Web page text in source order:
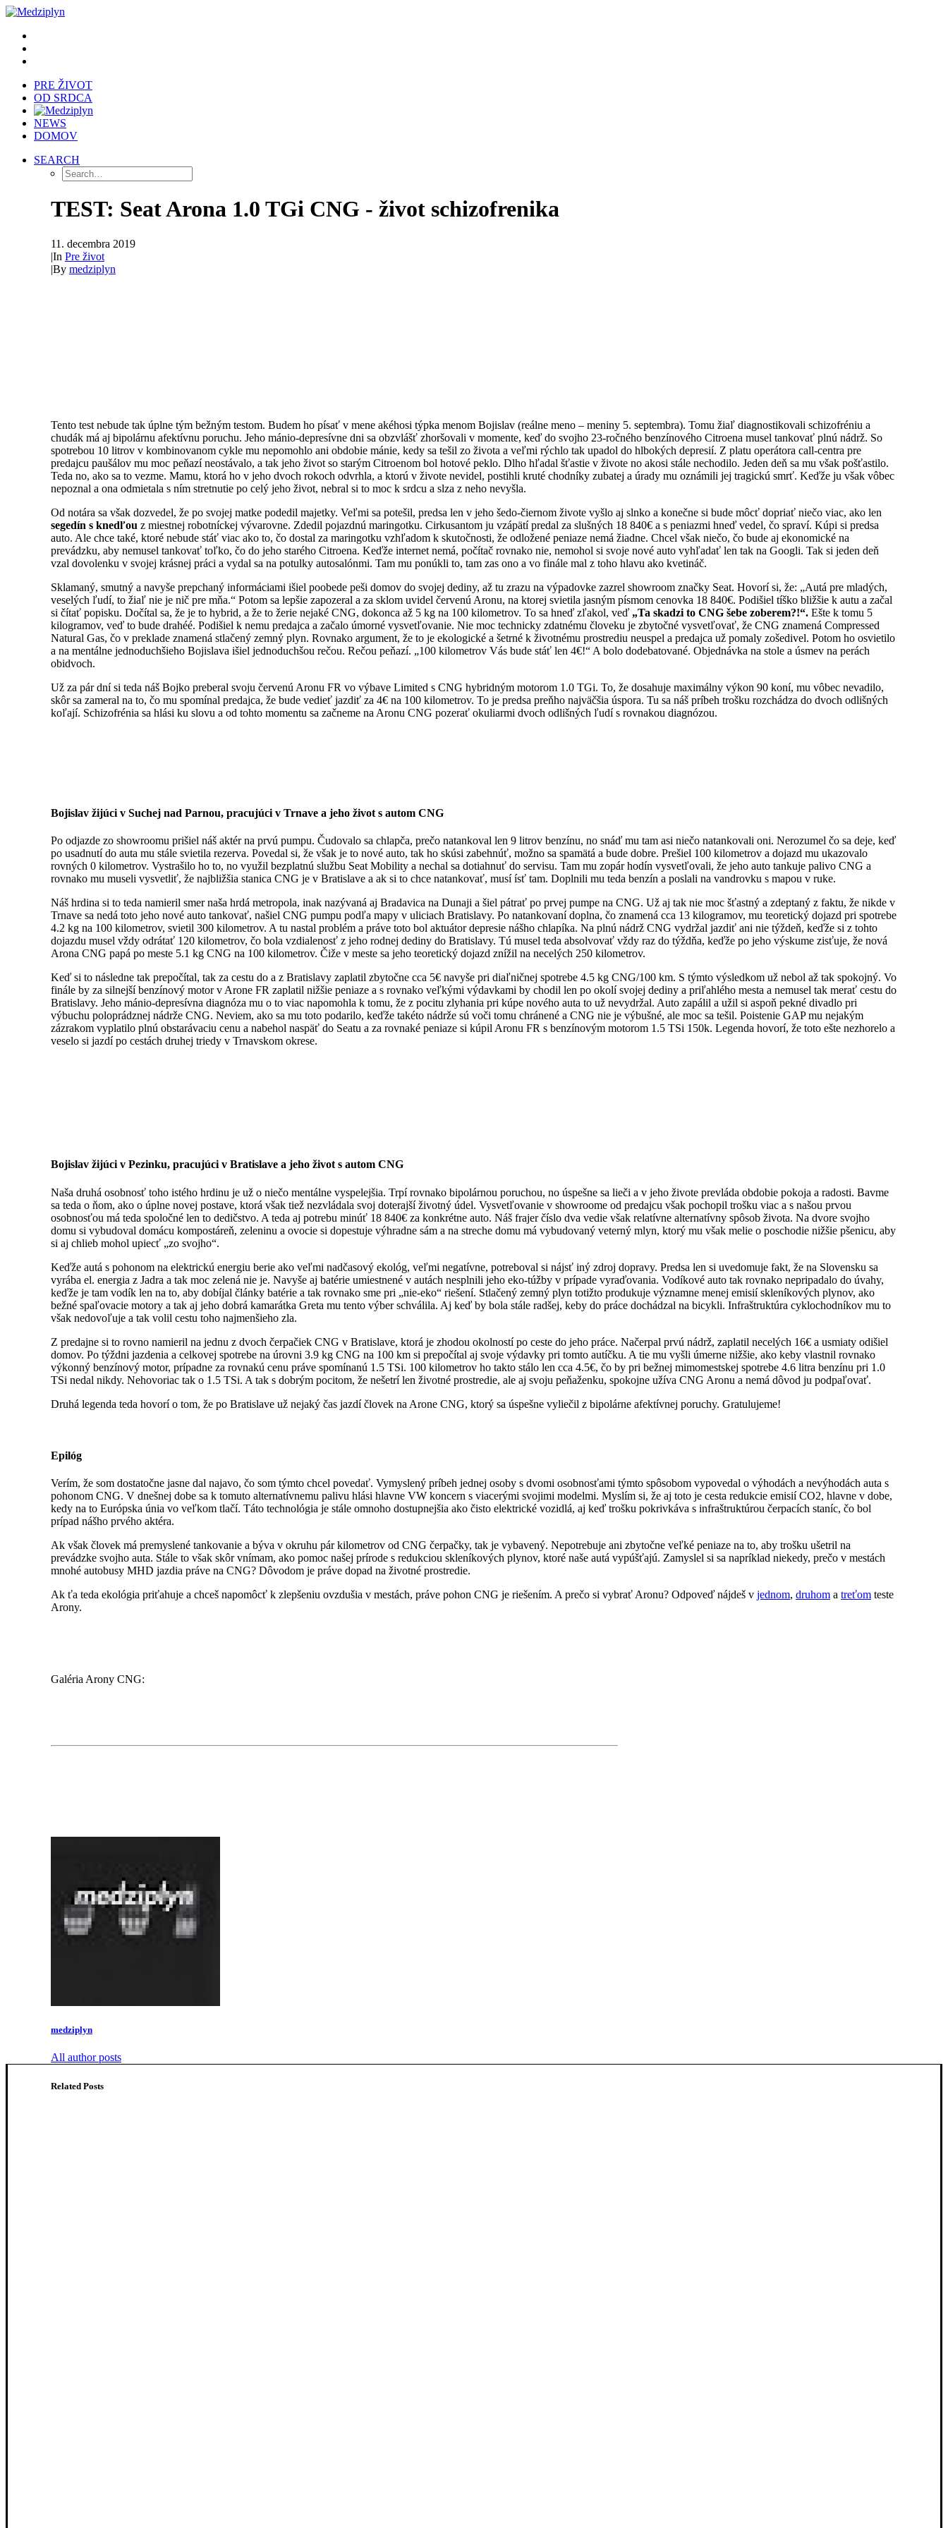
PRE ŽIVOT
OD SRDCA
NEWS
DOMOV
SEARCH
TEST: Seat Arona 1.0 TGi CNG - život schizofrenika
11. decembra 2019
|In Pre život
|By medziplyn
Tento test nebude tak úplne tým bežným testom. Budem ho písať v mene akéhosi týpka menom Bojislav (reálne meno – meniny 5. septembra). Tomu žiaľ diagnostikovali schizofréniu a
chudák má aj bipolárnu afektívnu poruchu. Jeho mánio-depresívne dni sa obzvlášť zhoršovali v momente, keď do svojho 23-ročného benzínového Citroena musel tankovať plnú nádrž. So
spotrebou 10 litrov v kombinovanom cykle mu nepomohlo ani obdobie mánie, kedy sa tešil zo života a veľmi rýchlo tak upadol do hlbokých depresií. Z platu operátora call-centra pre
predajcu paušálov mu moc peňazí neostávalo, a tak jeho život so starým Citroenom bol hotové peklo. Dlho hľadal šťastie v živote no akosi stále nechodilo. Jeden deň sa mu však pošťastilo.
Teda no, ako sa to vezme. Mamu, ktorá ho v jeho dvoch rokoch odvrhla, a ktorú v živote nevidel, postihli kruté chodníky zubatej a úrady mu oznámili jej tragickú smrť. Keďže ju však vôbec
nepoznal a ona odmietala s ním stretnutie po celý jeho život, nebral si to moc k srdcu a slza z neho nevyšla.
Od notára sa však dozvedel, že po svojej matke podedil majetky. Veľmi sa potešil, predsa len v jeho šedo-čiernom živote vyšlo aj slnko a konečne si bude môcť dopriať niečo viac, ako len
segedín s knedľou z miestnej robotníckej vývarovne. Zdedil pojazdnú maringotku. Cirkusantom ju vzápätí predal za slušných 18 840€ a s peniazmi hneď vedel, čo spraví. Kúpi si predsa
auto. Ale chce také, ktoré nebude stáť viac ako to, čo dostal za maringotku vzhľadom k skutočnosti, že odložené peniaze nemá žiadne. Chcel však niečo, čo bude aj ekonomické na
prevádzku, aby nemusel tankovať toľko, čo do jeho starého Citroena. Keďže internet nemá, počítač rovnako nie, nemohol si svoje nové auto vyhľadať len tak na Googli. Tak si jeden deň
vzal dovolenku v svojej krásnej práci a vydal sa na potulky autosalónmi. Tam mu ponúkli to, tam zas ono a vo finále mal z toho hlavu ako kvetináč.
Sklamaný, smutný a navyše prepchaný informáciami išiel poobede peši domov do svojej dediny, až tu zrazu na výpadovke zazrel showroom značky Seat. Hovorí si, že: „Autá pre mladých,
veselých ľudí, to žiaľ nie je nič pre mňa.“ Potom sa lepšie zapozeral a za sklom uvidel červenú Aronu, na ktorej svietila jasným písmom cenovka 18 840€. Podišiel tíško bližšie k autu a začal
si čítať popisku. Dočítal sa, že je to hybrid, a že to žerie nejaké CNG, dokonca až 5 kg na 100 kilometrov. To sa hneď zľakol, veď „Ta skadzi to CNG šebe zoberem?!“. Ešte k tomu 5
kilogramov, veď to bude drahéé. Podišiel k nemu predajca a začalo úmorné vysvetľovanie. Nie moc technicky zdatnému človeku je zbytočné vysvetľovať, že CNG znamená Compressed
Natural Gas, čo v preklade znamená stlačený zemný plyn. Rovnako argument, že to je ekologické a šetrné k životnému prostrediu neuspel a predajca už pomaly zošedivel. Potom ho osvietilo
a na mentálne jednoduchšieho Bojislava išiel jednoduchšou rečou. Rečou peňazí. „100 kilometrov Vás bude stáť len 4€!“ A bolo dodebatované. Objednávka na stole a úsmev na perách
obidvoch.
Už za pár dní si teda náš Bojko preberal svoju červenú Aronu FR vo výbave Limited s CNG hybridným motorom 1.0 TGi. To, že dosahuje maximálny výkon 90 koní, mu vôbec nevadilo,
skôr sa zameral na to, čo mu spomínal predajca, že bude vedieť jazdiť za 4€ na 100 kilometrov. To je predsa preňho najväčšia úspora. Tu sa náš príbeh trošku rozchádza do dvoch odlišných
koľají. Schizofrénia sa hlási ku slovu a od tohto momentu sa začneme na Aronu CNG pozerať okuliarmi dvoch odlišných ľudí s rovnakou diagnózou.
Bojislav žijúci v Suchej nad Parnou, pracujúci v Trnave a jeho život s autom CNG
Po odjazde zo showroomu prišiel náš aktér na prvú pumpu. Čudovalo sa chlapča, prečo natankoval len 9 litrov benzínu, no snáď mu tam asi niečo natankovali oni. Nerozumel čo sa deje, keď
po usadnutí do auta mu stále svietila rezerva. Povedal si, že však je to nové auto, tak ho skúsi zabehnúť, možno sa spamätá a bude dobre. Prešiel 100 kilometrov a dojazd mu ukazovalo
rovných 0 kilometrov. Vystrašilo ho to, no využil bezplatnú službu Seat Mobility a nechal sa dotiahnuť do servisu. Tam mu zopár hodín vysvetľovali, že jeho auto tankuje palivo CNG a
rovnako mu museli vysvetliť, že najbližšia stanica CNG je v Bratislave a ak si to chce natankovať, musí ísť tam. Doplnili mu teda benzín a poslali na vandrovku s mapou v ruke.
Náš hrdina si to teda namieril smer naša hrdá metropola, inak nazývaná aj Bradavica na Dunaji a šiel pátrať po prvej pumpe na CNG. Už aj tak nie moc šťastný a zdeptaný z faktu, že nikde v
Trnave sa nedá toto jeho nové auto tankovať, našiel CNG pumpu podľa mapy v uliciach Bratislavy. Po natankovaní doplna, čo znamená cca 13 kilogramov, mu teoretický dojazd pri spotrebe
4.2 kg na 100 kilometrov, svietil 300 kilometrov. A tu nastal problém a práve toto bol aktuátor depresie nášho chlapíka. Na plnú nádrž CNG vydržal jazdiť ani nie týždeň, keďže si z tohto
dojazdu musel vždy odrátať 120 kilometrov, čo bola vzdialenosť z jeho rodnej dediny do Bratislavy. Tú musel teda absolvovať vždy raz do týždňa, keďže po jeho výskume zisťuje, že nová
Arona CNG papá po meste 5.1 kg CNG na 100 kilometrov. Čiže v meste sa jeho teoretický dojazd znížil na necelých 250 kilometrov.
Keď si to následne tak prepočítal, tak za cestu do a z Bratislavy zaplatil zbytočne cca 5€ navyše pri diaľničnej spotrebe 4.5 kg CNG/100 km. S týmto výsledkom už nebol až tak spokojný. Vo
finále by za silnejší benzínový motor v Arone FR zaplatil nižšie peniaze a s rovnako veľkými výdavkami by chodil len po okolí svojej dediny a priľahlého mesta a nemusel tak merať cestu do
Bratislavy. Jeho mánio-depresívna diagnóza mu o to viac napomohla k tomu, že z pocitu zlyhania pri kúpe nového auta to už nevydržal. Auto zapálil a užil si aspoň pekné divadlo pri
výbuchu poloprádznej nádrže CNG. Neviem, ako sa mu toto podarilo, keďže takéto nádrže sú voči tomu chránené a CNG nie je výbušné, ale moc sa tešil. Poistenie GAP mu nejakým
zázrakom vyplatilo plnú obstarávaciu cenu a nabehol naspäť do Seatu a za rovnaké peniaze si kúpil Aronu FR s benzínovým motorom 1.5 TSi 150k. Legenda hovorí, že toto ešte nezhorelo a
veselo si jazdí po cestách druhej triedy v Trnavskom okrese.
Bojislav žijúci v Pezinku, pracujúci v Bratislave a jeho život s autom CNG
Naša druhá osobnosť toho istého hrdinu je už o niečo mentálne vyspelejšia. Trpí rovnako bipolárnou poruchou, no úspešne sa lieči a v jeho živote prevláda obdobie pokoja a radosti. Bavme
sa teda o ňom, ako o úplne novej postave, ktorá však tiež nezvládala svoj doterajší životný údel. Vysvetľovanie v showroome od predajcu však pochopil trošku viac a s našou prvou
osobnosťou má teda spoločné len to dedičstvo. A teda aj potrebu minúť 18 840€ za konkrétne auto. Náš frajer číslo dva vedie však relatívne alternatívny spôsob života. Na dvore svojho
domu si vybudoval domácu kompostáreň, zeleninu a ovocie si dopestuje výhradne sám a na streche domu má vybudovaný veterný mlyn, ktorý mu však melie o poschodie nižšie pšenicu, aby
si aj chlieb mohol upiecť „zo svojho“.
Keďže autá s pohonom na elektrickú energiu berie ako veľmi nadčasový ekológ, veľmi negatívne, potreboval si nájsť iný zdroj dopravy. Predsa len si uvedomuje fakt, že na Slovensku sa
vyrába el. energia z Jadra a tak moc zelená nie je. Navyše aj batérie umiestnené v autách nesplnili jeho eko-túžby v prípade vyraďovania. Vodíkové auto tak rovnako nepripadalo do úvahy,
keďže je tam vodík len na to, aby dobíjal články batérie a tak rovnako sme pri „nie-eko“ riešení. Stlačený zemný plyn totižto produkuje významne menej emisií skleníkových plynov, ako
bežné spaľovacie motory a tak aj jeho dobrá kamarátka Greta mu tento výber schválila. Aj keď by bola stále radšej, keby do práce dochádzal na bicykli. Infraštruktúra cyklochodníkov mu to
však nedovoľuje a tak volil cestu toho najmenšieho zla.
Z predajne si to rovno namieril na jednu z dvoch čerpačiek CNG v Bratislave, ktorá je zhodou okolností po ceste do jeho práce. Načerpal prvú nádrž, zaplatil necelých 16€ a usmiaty odišiel
domov. Po týždni jazdenia a celkovej spotrebe na úrovni 3.9 kg CNG na 100 km si prepočítal aj svoje výdavky pri tomto autíčku. A tie mu vyšli úmerne nižšie, ako keby vlastnil rovnako
výkonný benzínový motor, prípadne za rovnakú cenu práve spomínanú 1.5 TSi. 100 kilometrov ho takto stálo len cca 4.5€, čo by pri bežnej mimomestskej spotrebe 4.6 litra benzínu pri 1.0
TSi nedal nikdy. Nehovoriac tak o 1.5 TSi. A tak s dobrým pocitom, že nešetrí len životné prostredie, ale aj svoju peňaženku, spokojne užíva CNG Aronu a nemá dôvod ju podpaľovať.
Druhá legenda teda hovorí o tom, že po Bratislave už nejaký čas jazdí človek na Arone CNG, ktorý sa úspešne vyliečil z bipolárne afektívnej poruchy. Gratulujeme!
Epilóg
Verím, že som dostatočne jasne dal najavo, čo som týmto chcel povedať. Vymyslený príbeh jednej osoby s dvomi osobnosťami týmto spôsobom vypovedal o výhodách a nevýhodách auta s
pohonom CNG. V dnešnej dobe sa k tomuto alternatívnemu palivu hlási hlavne VW koncern s viacerými svojimi modelmi. Myslím si, že aj toto je cesta redukcie emisií CO2, hlavne v dobe,
kedy na to Európska únia vo veľkom tlačí. Táto technológia je stále omnoho dostupnejšia ako čisto elektrické vozidlá, aj keď trošku pokrivkáva s infraštruktúrou čerpacích staníc, čo bol
prípad nášho prvého aktéra.
Ak však človek má premyslené tankovanie a býva v okruhu pár kilometrov od CNG čerpačky, tak je vybavený. Nepotrebuje ani zbytočne veľké peniaze na to, aby trošku ušetril na
prevádzke svojho auta. Stále to však skôr vnímam, ako pomoc našej prírode s redukciou skleníkových plynov, ktoré naše autá vypúšťajú. Zamyslel si sa napríklad niekedy, prečo v mestách
mnohé autobusy MHD jazdia práve na CNG? Dôvodom je práve dopad na životné prostredie.
Ak ťa teda ekológia priťahuje a chceš napomôcť k zlepšeniu ovzdušia v mestách, práve pohon CNG je riešením. A prečo si vybrať Aronu? Odpoveď nájdeš v jednom, druhom a treťom teste
Arony.
Galéria Arony CNG:
medziplyn
All author posts
Related Posts